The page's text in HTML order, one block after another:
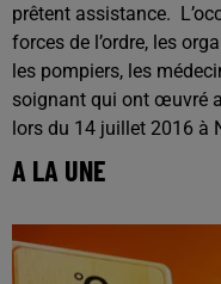
prêtent assistance.
forces de l’ordre, les
les pompiers, les
soignant qui ont œuvré
lors du 14 juillet 2016 à
A LA UNE